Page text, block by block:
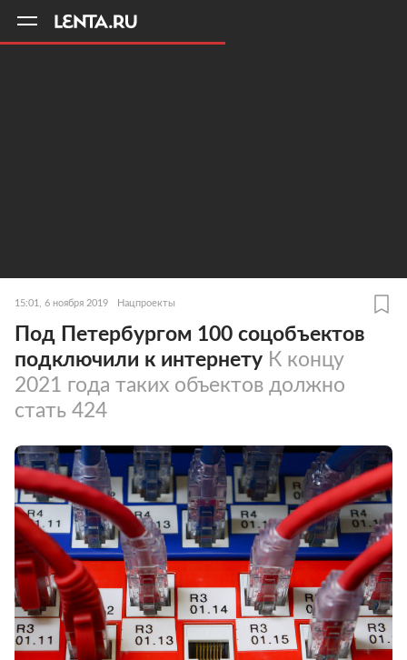
15:01, 6 ноября 2019 Нацпроекты
Под Петербургом 100 соцобъектов
подключили к интернету К концу
2021 года таких объектов должно
стать 424